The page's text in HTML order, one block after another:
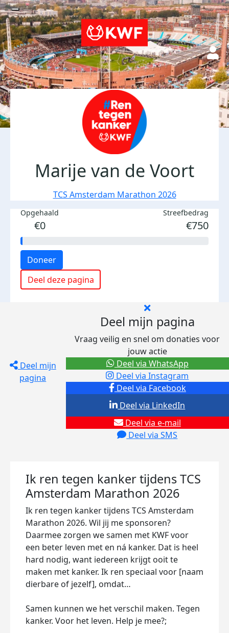
Marije van de Voort
TCS Amsterdam Marathon 2026
Opgehaald
€0
Streefbedrag
€750
Doneer
Deel deze pagina
Deel mijn
pagina
Deel mijn pagina
Vraag veilig en snel om donaties voor
jouw actie
Deel via Facebook
Deel via Instagram
Deel via e-mail
Deel via SMS
Deel via LinkedIn
Deel via WhatsApp
Ik ren tegen kanker tijdens TCS
Amsterdam Marathon 2026
Ik ren tegen kanker tijdens TCS Amsterdam
Marathon 2026. Wil jij me sponsoren?
Daarmee zorgen we samen met KWF voor
een beter leven met en ná kanker. Dat is heel
hard nodig, want iedereen krijgt ooit te
maken met kanker. Ik ren speciaal voor [naam
dierbare of jezelf], omdat…
Samen kunnen we het verschil maken. Tegen
kanker. Voor het leven. Help je mee?;